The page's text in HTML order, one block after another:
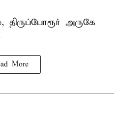
அருகே
More